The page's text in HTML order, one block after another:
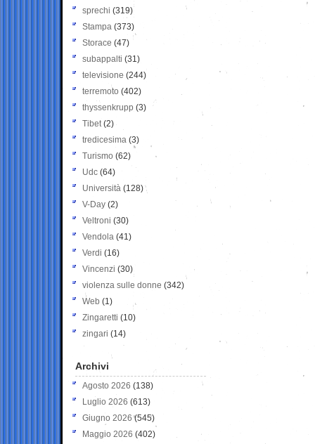
sprechi (319)
Stampa (373)
Storace (47)
subappalti (31)
televisione(244)
terremoto (402)
thyssenkrupp (3)
Tibet(2)
tredicesima (3)
Turismo (62)
Udc (64)
Università (128)
V-Day (2)
Veltroni (30)
Vendola (41)
Verdi (16)
Vincenzi (30)
violenza sulle donne (342)
Web (1)
Zingaretti (10)
zingari (14)
Archivi
Agosto 2026 (138)
Luglio 2026 (613)
Giugno 2026 (545)
Maggio 2026 (402)